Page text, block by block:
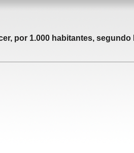
por 1.000 habitantes,